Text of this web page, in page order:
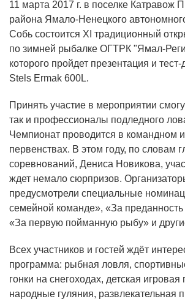
11 марта 2017 г. в поселке Катравож
района Ямало-Ненецкого
Собь состоится ХI традиционный
по зимней рыбалке ОГТРК "Ямал-
которого пройдет презентация и
Stels Ermak 600L.
Принять участие в мероприятии
так и профессионалы подледного
Чемпионат проводится в командном
первенствах. В этом году, по словам
соревнований, Дениса Новикова,
ждет немало сюрпризов.
предусмотрели специальные
семейной команде», «За
«За первую пойманную рыбу» и
Всех участников и гостей ждёт
программа: рыбная ловля,
гонки на снегоходах, детская
народные гуляния, развлекательная